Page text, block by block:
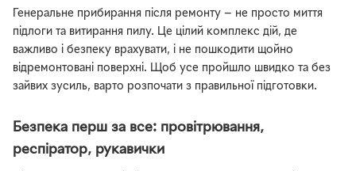
Генеральне прибирання після ремонту — не просто миття
підлоги та витирання пилу. Це цілий комплекс дій, де
важливо і безпеку врахувати, і не пошкодити щойно
відремонтовані поверхні. Щоб усе пройшло швидко та без
зайвих зусиль, варто розпочати з правильної підготовки.
Безпека перш за все: провітрювання,
респіратор, рукавички